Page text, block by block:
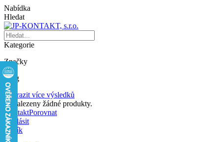
Nabídka
Hledat
Kategorie
Značky
Blog
Zobrazit více výsledků
Nenalezeny žádné produkty.
KontaktPorovnat
Přihlásit
Košík